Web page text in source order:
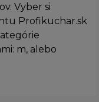
Vyber si
Profikuchar.sk
m, alebo